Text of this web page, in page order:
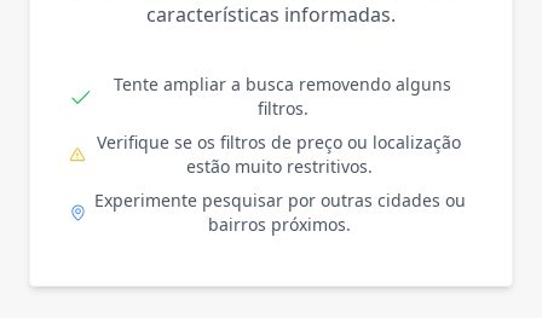
características informadas.
Tente ampliar a busca removendo alguns
filtros.
Verifique se os filtros de preço ou localização
estão muito restritivos.
Experimente pesquisar por outras cidades ou
bairros próximos.